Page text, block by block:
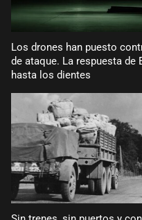
Los drones han puesto
de ataque. La respuesta de
hasta los dientes